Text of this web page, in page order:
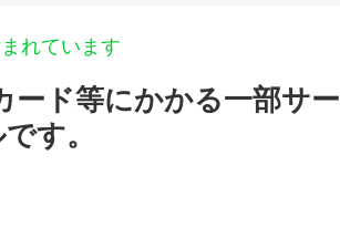
れています
ード等にかかる一部サー
す。